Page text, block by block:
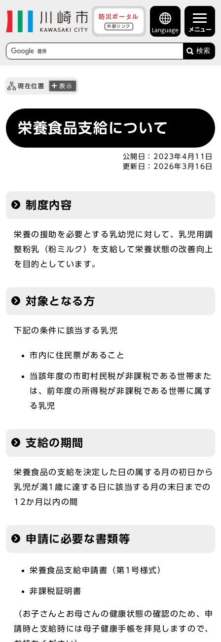
防災ポータル
外部リンク
Language メニュー
検索
現在位置 表示
栄養食品支給について
公開日： 2023年4月11日
更新日： 2026年3月16日
制度内容
栄養の援助を必要とする乳幼児に対して、乳児用調
整粉乳（粉ミルク）を支給して栄養状態の改善向上
を目的としています。
対象となる方
下記の条件に該当する乳児
市内に住民票があること
当該年度の市町村民税が非課税である世帯また
は、前年度の所得税が非課税である世帯に属す
る乳児
支給の期間
栄養食品の支給を決定した日の属する月の初日から
乳児が満1歳に達する日に該当する月の末日までの
12か月以内の間
申請に必要な書類等
栄養食品支給申請書（第1号様式）
非課税証明書
（お子さんとお母さんの健康状態の確認のため、申
請時と支給時には母子健康手帳を拝見しますので、